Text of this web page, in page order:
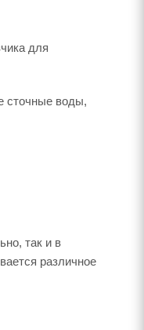
для
сточные воды,
так и в
различное